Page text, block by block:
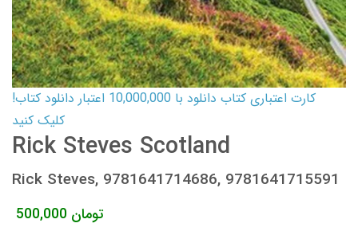
کارت اعتباری کتاب دانلود با 10,000,000 اعتبار دانلود کتاب!
کلیک کنید
Rick Steves Scotland
Rick Steves, 9781641714686, 9781641715591
500,000 تومان